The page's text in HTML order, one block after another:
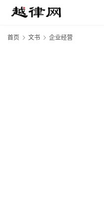
首页 文书 企业经营